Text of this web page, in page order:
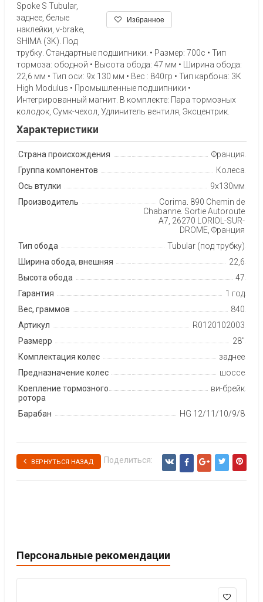
Избранное
Spoke S Tubular,
заднее, белые
наклейки, v-brake,
SHIMA (3K). Под
трубку. Стандартные подшипники. • Размер: 700c • Тип
тормоза: ободной • Высота обода: 47 мм • Ширина обода:
22,6 мм • Тип оси: 9x 130 мм • Вес : 840гр • Тип карбона: 3K
High Modulus • Промышленные подшипники •
Интегрированный магнит. В комплекте: Пара тормозных
колодок, Сумк-чехол, Удлинитель вентиля, Эксцентрик.
Характеристики
Страна происхождения
Франция
Группа компонентов
Колеса
Ось втулки
9х130мм
Производитель
Corima, 890 Chemin de
Chabanne, Sortie Autoroute
A7, 26270 LORIOL-SUR-
DROME, Франция
Тип обода
Tubular (под трубку)
Ширина обода, внешняя
22,6
Высота обода
47
Гарантия
1 год
Вес, граммов
840
Артикул
R0120102003
Размерр
28"
Комплектация колес
заднее
Предназначение колес
шоссе
Крепление тормозного
ротора
ви-брейк
Барабан HG 12/11/10/9/8
ВЕРНУТЬСЯ НАЗАД Поделиться:
Персональные рекомендации